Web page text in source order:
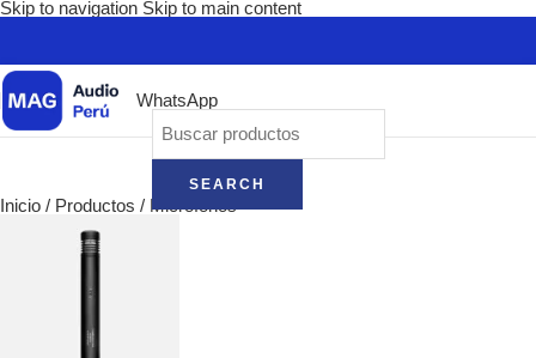
Skip to navigation Skip to main content
WhatsApp
SEARCH
Inicio / Productos / Micrófonos